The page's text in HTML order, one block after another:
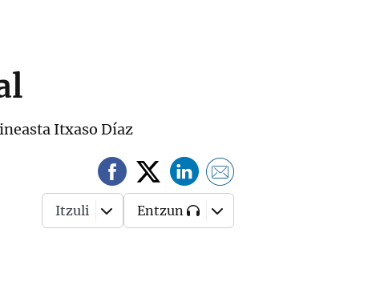
Itxaso Díaz
Itzuli Entzun